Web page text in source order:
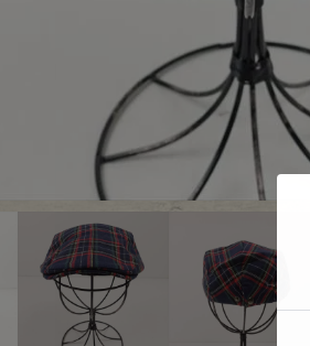
レディース商品カテゴリーから探す
Bottoms
One Piece
Kidswear